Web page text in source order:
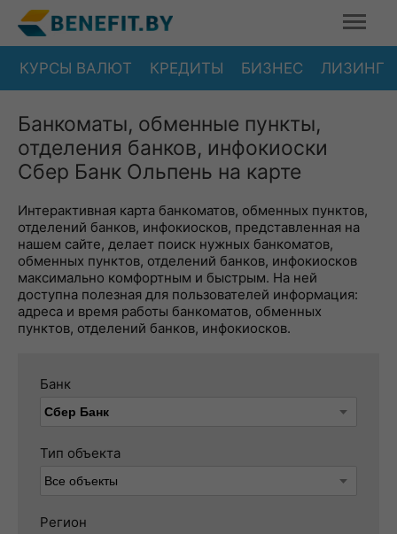
КУРСЫ ВАЛЮТ КРЕДИТЫ БИЗНЕС ЛИЗИНГ
Банкоматы, обменные пункты,
отделения банков, инфокиоски
Сбер Банк Ольпень на карте
Интерактивная карта банкоматов, обменных пунктов,
отделений банков, инфокиосков, представленная на
нашем сайте, делает поиск нужных банкоматов,
обменных пунктов, отделений банков, инфокиосков
максимально комфортным и быстрым. На ней
доступна полезная для пользователей информация:
адреса и время работы банкоматов, обменных
пунктов, отделений банков, инфокиосков.
Банк
Тип объекта
Регион